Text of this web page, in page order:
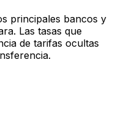
principales bancos y
Las tasas que
de tarifas ocultas